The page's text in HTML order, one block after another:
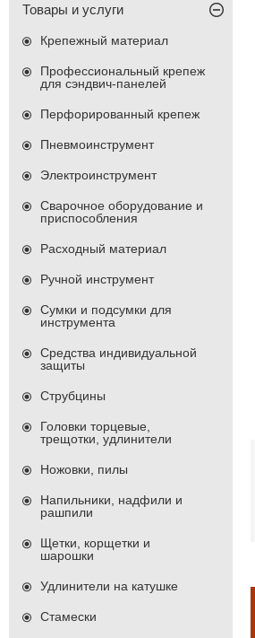
Товары и услуги
Крепежный материал
Профессиональный крепеж
для сэндвич-панелей
Перфорированный крепеж
Пневмоинструмент
Электроинструмент
Сварочное оборудование и
приспособления
Расходный материал
Ручной инструмент
Сумки и подсумки для
инструмента
Средства индивидуальной
защиты
Струбцины
Головки торцевые,
трещотки, удлинители
Ножовки, пилы
Напильники, надфили и
рашпили
Щетки, корщетки и
шарошки
Удлинители на катушке
Стамески